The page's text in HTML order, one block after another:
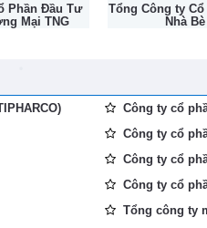
Phần Đầu Tư
Mại TNG
Tổng Công ty Cổ
Nhà Bè
Công ty cổ
Công ty cổ
Công ty cổ
Công ty cổ
Tổng công ty